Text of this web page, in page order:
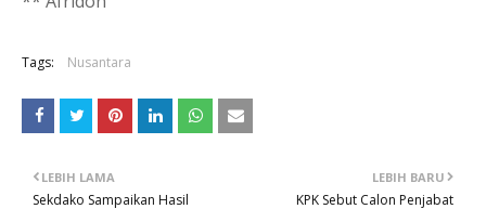
Tags: Nusantara
LEBIH BARU
KPK Sebut Calon Penjabat
LEBIH LAMA
Sekdako Sampaikan Hasil